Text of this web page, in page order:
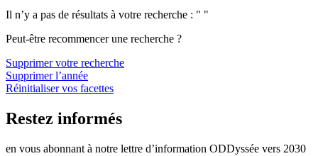
Il n’y a pas de résultats à votre recherche : " "
Peut-être recommencer une recherche ?
Supprimer votre recherche
Supprimer l’année
Réinitialiser vos facettes
Restez informés
en vous abonnant à notre lettre d’information ODDyssée vers 2030